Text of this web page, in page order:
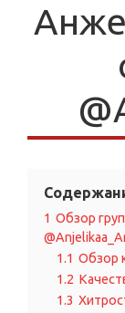
1 Обзор
1.1 Обзор
1.2
1.3